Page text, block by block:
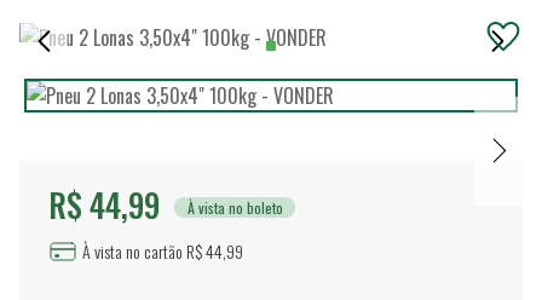
R$ 44,99 À vista no boleto
À vista no cartão R$ 44,99